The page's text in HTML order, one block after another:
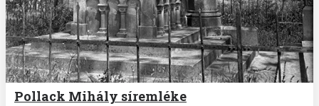
Pollack Mihály síremléke